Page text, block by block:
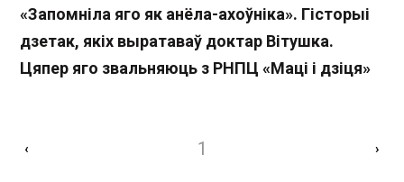
«Запомніла яго як анёла-ахоўніка». Гісторыі
дзетак, якіх выратаваў доктар Вітушка.
Цяпер яго звальняюць з РНПЦ «Маці і дзіця»
‹ 1 ›